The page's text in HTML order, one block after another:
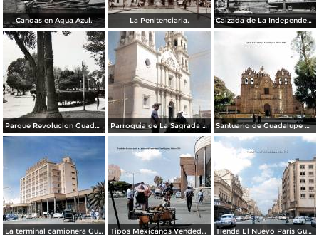
Canoas en Agua Azul. La Penitenciaria. Calzada de La Independencia Guadalajara, Jalisco.
Parque Revolucion Guadalajara, Jalisco. Parroquia de La Sagrada familia Guadalajara, Jalisco 1961. Santuario de Guadalupe Guadalajara, Jalisco 1961.
La terminal camionera Guadalajara, Jalisco 1961 Tipos Mexicanos Vendedor de cocos junto a La terminal camionera Guadalajara, Jalisco 1961 Tienda El Nuevo Paris Guadalajara, Jalisco 1961